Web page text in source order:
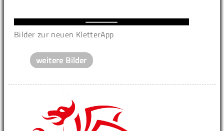
Bilder zur neuen KletterApp
weitere Bilder